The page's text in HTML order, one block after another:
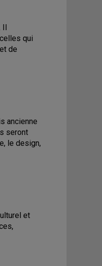
Il
qui
de
ancienne
seront
le design,
et